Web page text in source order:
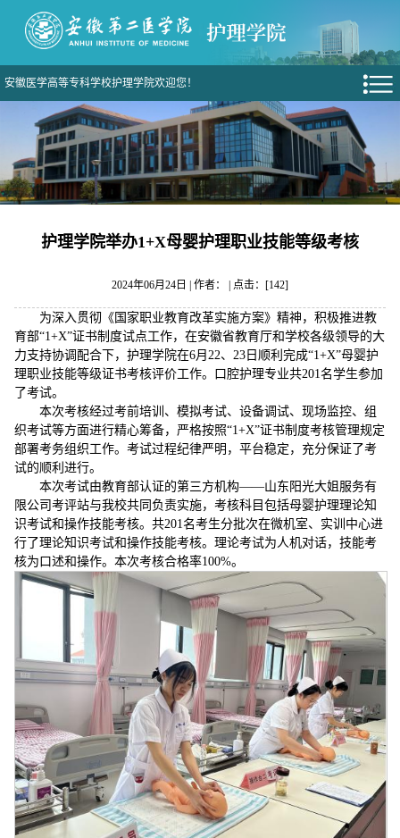
安徽医学高等专科学校护理学院欢迎您！
护理学院举办1+X母婴护理职业技能等级考核
2024年06月24日 | 作者： | 点击：[142]
为深入贯彻《国家职业教育改革实施方案》精神，积极推进教
育部“1+X”证书制度试点工作，在安徽省教育厅和学校各级领导的大
力支持协调配合下，护理学院在6月22、23日顺利完成“1+X”母婴护
理职业技能等级证书考核评价工作。口腔护理专业共201名学生参加
了考试。
本次考核经过考前培训、模拟考试、设备调试、现场监控、组
织考试等方面进行精心筹备，严格按照“1+X”证书制度考核管理规定
部署考务组织工作。考试过程纪律严明，平台稳定，充分保证了考
试的顺利进行。
本次考试由教育部认证的第三方机构——山东阳光大姐服务有
限公司考评站与我校共同负责实施，考核科目包括母婴护理理论知
识考试和操作技能考核。共201名考生分批次在微机室、实训中心进
行了理论知识考试和操作技能考核。理论考试为人机对话，技能考
核为口述和操作。本次考核合格率100%。